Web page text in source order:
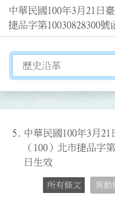
中華民國100年3月21日
捷品字第10030828300
切換選擇法規資訊內容
5.
中華民國100年3月
（100）北市捷品字
日生效
所有條文 異動